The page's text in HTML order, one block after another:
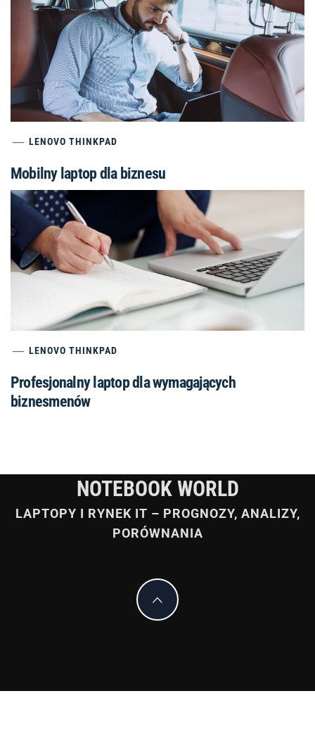
LENOVO THINKPAD
Mobilny laptop dla biznesu
LENOVO THINKPAD
Profesjonalny laptop dla wymagających
biznesmenów
NOTEBOOK WORLD
LAPTOPY I RYNEK IT – PROGNOZY, ANALIZY,
PORÓWNANIA